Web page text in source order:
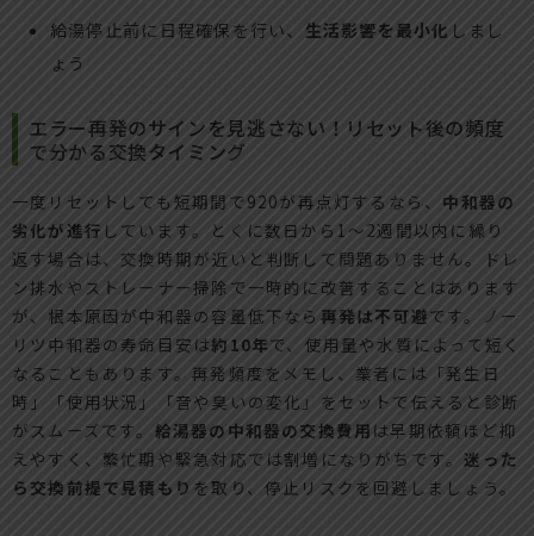
給湯停止前に日程確保を行い、 生活影響を最小化 しまし
ょう
エラー再発のサインを見逃さない！リセット後の頻度
で分かる交換タイミング
一度リセットしても短期間で920が再点灯するなら、 中和器の
劣化が進行 しています。とくに数日から1〜2週間以内に繰り
返す場合は、交換時期が近いと判断して問題ありません。ドレ
ン排水やストレーナー掃除で一時的に改善することはあります
が、根本原因が中和器の容量低下なら 再発は不可避です。ノー
リツ中和器の寿命目安は約10年で、使用量や水質によって短く
なることもあります。再発頻度をメモし、業者には「発生日
時」「使用状況」「音や臭いの変化」をセットで伝えると診断
がスムーズです。 給湯器の中和器の交換費用 は早期依頼ほど抑
えやすく、繁忙期や緊急対応では割増になりがちです。迷った
ら交換前提で見積もり を取り、停止リスクを回避しましょう。